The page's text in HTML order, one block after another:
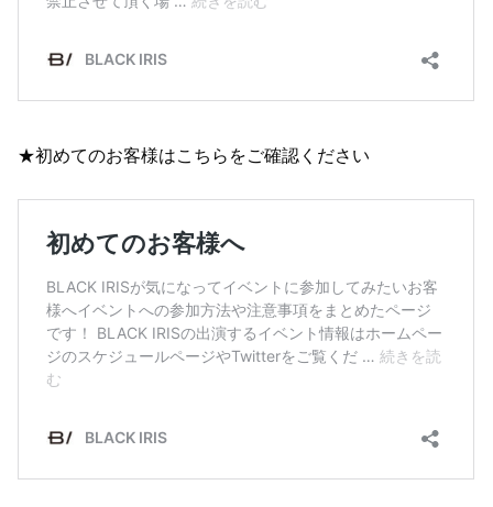
★初めてのお客様はこちらをご確認ください